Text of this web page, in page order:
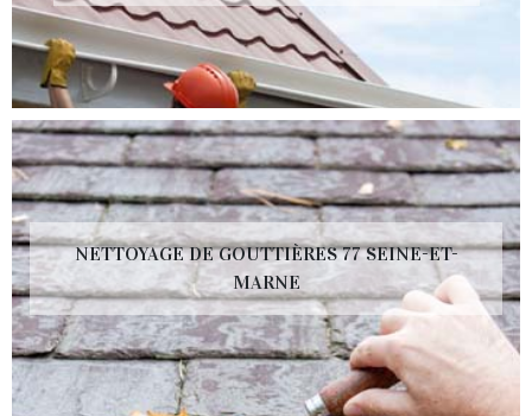
NETTOYAGE DE GOUTTIÈRES 77 SEINE-ET-
MARNE